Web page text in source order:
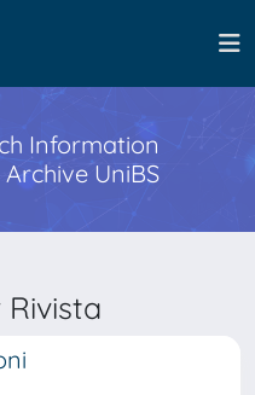
Information
UniBS